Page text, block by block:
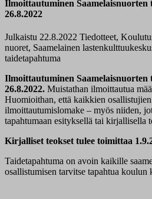
Ilmoittautuminen
26.8.2022
Julkaistu 22.8.2022 Tiedotteet,
nuoret, Saamelainen
taidetapahtuma
Ilmoittautuminen
26.8.2022. Muistathan ilmoittautua
Huomioithan, että kaikkien
ilmoittautumislomake – myös niiden,
tapahtumaan esityksellä tai kirjallisella
Kirjalliset teokset tulee toimittaa
Taidetapahtuma on avoin kaikille
osallistumisen tarvitse tapahtua koulun